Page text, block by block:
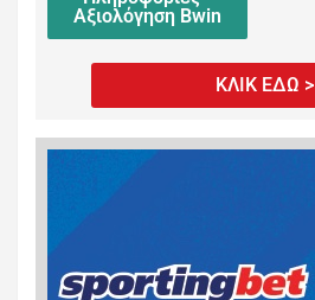
Αξιολόγηση Bwin
ΚΛΙΚ ΕΔΩ >